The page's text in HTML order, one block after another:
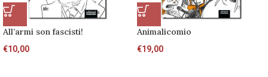
All’armi son fascisti!
€10,00
Animalicomio
€19,00